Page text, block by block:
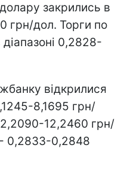
закрились в
грн/дол. Торги по
0,2828-
відкрилися
8,1695 грн/
12,2460 грн/
0,2833-0,2848